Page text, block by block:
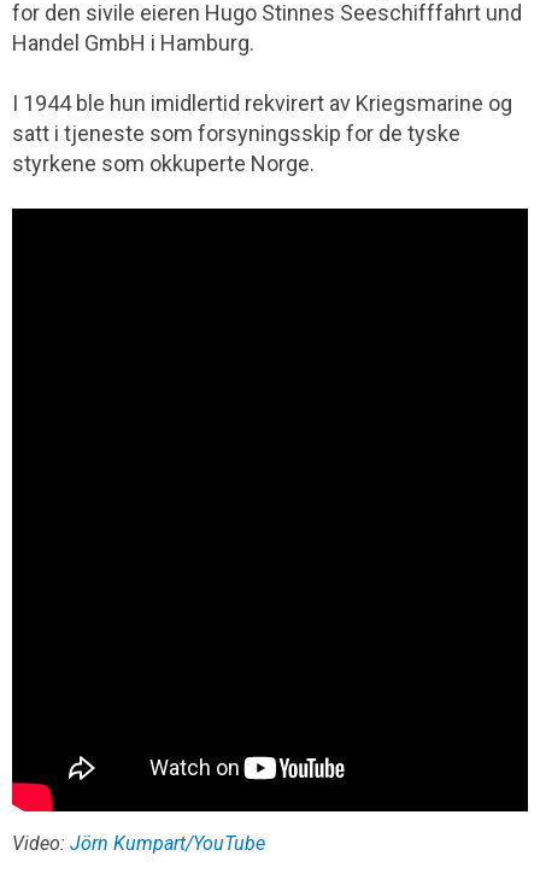
for den sivile eieren Hugo Stinnes Seeschifffahrt und
Handel GmbH i Hamburg.
I 1944 ble hun imidlertid rekvirert av Kriegs­marine og
satt i tjeneste som forsyningsskip for de tyske
styrkene som okkuperte Norge.
Video: Jörn Kumpart/YouTube